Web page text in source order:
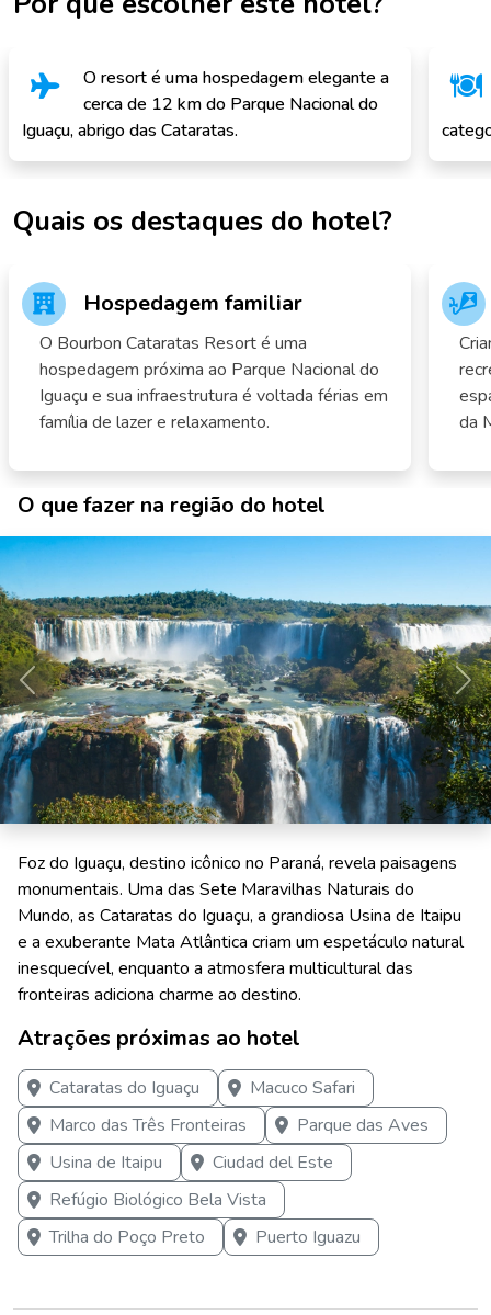
O resort é uma hospedagem elegante a
cerca de 12 km do Parque Nacional do
Iguaçu, abrigo das Cataratas.
Quais os destaques do hotel?
Hospedagem familiar
O Bourbon Cataratas Resort é uma
hospedagem próxima ao Parque Nacional do
Iguaçu e sua infraestrutura é voltada férias em
família de lazer e relaxamento.
da
O que fazer na região do hotel
Anterior
Foz do Iguaçu, destino icônico no Paraná, revela paisagens
monumentais. Uma das Sete Maravilhas Naturais do
Mundo, as Cataratas do Iguaçu, a grandiosa Usina de Itaipu
e a exuberante Mata Atlântica criam um espetáculo natural
inesquecível, enquanto a atmosfera multicultural das
fronteiras adiciona charme ao destino.
Atrações próximas ao hotel
Cataratas do Iguaçu
Macuco Safari
Marco das Três Fronteiras
Parque das Aves
Usina de Itaipu
Ciudad del Este
Refúgio Biológico Bela Vista
Trilha do Poço Preto
Puerto Iguazu